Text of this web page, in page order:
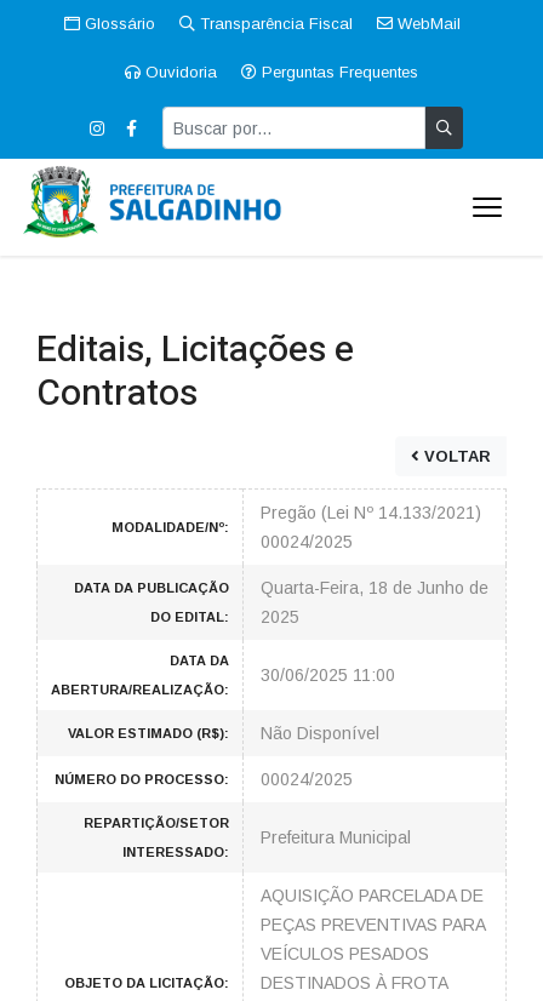
Glossário Transparência Fiscal WebMail
Ouvidoria Perguntas Frequentes
Editais, Licitações e
Contratos
VOLTAR
MODALIDADE/Nº:
Pregão (Lei Nº 14.133/2021)
00024/2025
DATA DA PUBLICAÇÃO
DO EDITAL:
Quarta-Feira, 18 de Junho de
2025
DATA DA
ABERTURA/REALIZAÇÃO:
30/06/2025 11:00
VALOR ESTIMADO (R$): Não Disponível
NÚMERO DO PROCESSO: 00024/2025
REPARTIÇÃO/SETOR
INTERESSADO:
Prefeitura Municipal
OBJETO DA LICITAÇÃO:
AQUISIÇÃO PARCELADA DE
PEÇAS PREVENTIVAS PARA
VEÍCULOS PESADOS
DESTINADOS À FROTA